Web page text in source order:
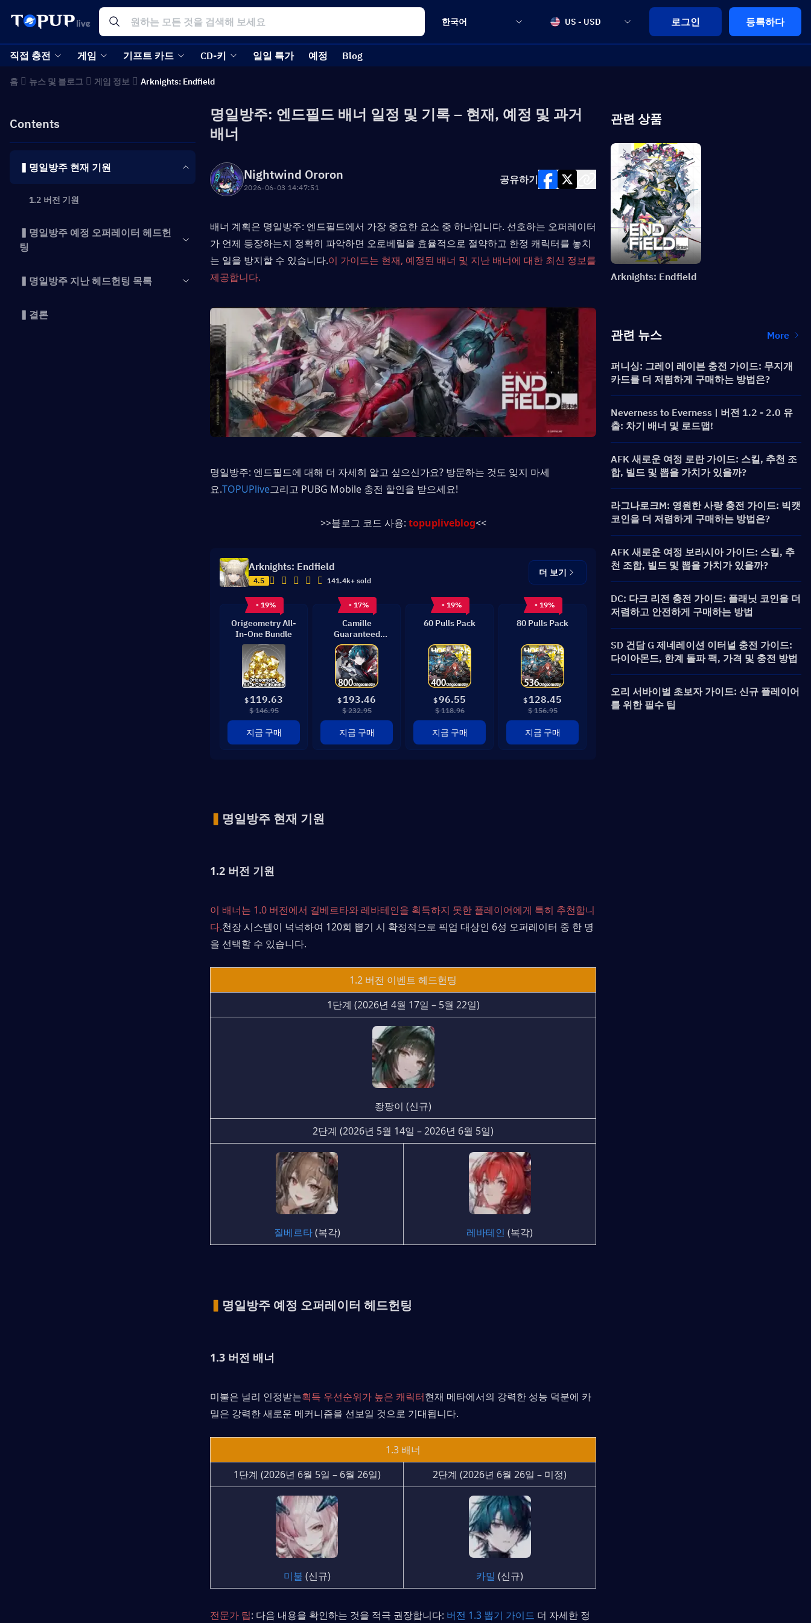
한국어 US - USD 로그인 등록하다
직접 충전 게임 기프트 카드 CD-키 일일 특가 예정 Blog
홈 뉴스 및 블로그 게임 정보 Arknights: Endfield
Contents
▍명일방주 현재 기원
1.2 버전 기원
▍명일방주 예정 오퍼레이터 헤드헌
팅
▍명일방주 지난 헤드헌팅 목록
▍결론
명일방주: 엔드필드 배너 일정 및 기록 – 현재, 예정 및 과거
배너
Nightwind Ororon
2026-06-03 14:47:51
공유하기
배너 계획은 명일방주: 엔드필드에서 가장 중요한 요소 중 하나입니다. 선호하는 오퍼레이터
가 언제 등장하는지 정확히 파악하면 오로베릴을 효율적으로 절약하고 한정 캐릭터를 놓치
는 일을 방지할 수 있습니다.이 가이드는 현재, 예정된 배너 및 지난 배너에 대한 최신 정보를
제공합니다.
명일방주: 엔드필드에 대해 더 자세히 알고 싶으신가요? 방문하는 것도 잊지 마세
요.TOPUPlive그리고 PUBG Mobile 충전 할인을 받으세요!
>>블로그 코드 사용: topupliveblog<<
Arknights: Endfield
4.5 141.4k+ sold
더 보기
- 19%
Origeometry All-
In-One Bundle
$ 119.63
$ 146.95
지금 구매
- 17%
Camille
Guaranteed
Bundle
$ 193.46
$ 232.95
지금 구매
- 19%
60 Pulls Pack
$96.55
$ 118.96
지금 구매
- 19%
80 Pulls Pack
$ 128.45
$ 156.95
지금 구매
▍ 명일방주 현재 기원
1.2 버전 기원
이 배너는 1.0 버전에서 길베르타와 레바테인을 획득하지 못한 플레이어에게 특히 추천합니
다.천장 시스템이 넉넉하여 120회 뽑기 시 확정적으로 픽업 대상인 6성 오퍼레이터 중 한 명
을 선택할 수 있습니다.
1.2 버전 이벤트 헤드헌팅
1단계 (2026년 4월 17일 – 5월 22일)
좡팡이 (신규)
2단계 (2026년 5월 14일 – 2026년 6월 5일)
질베르타 (복각) 레바테인 (복각)
▍ 명일방주 예정 오퍼레이터 헤드헌팅
1.3 버전 배너
미불은 널리 인정받는획득 우선순위가 높은 캐릭터현재 메타에서의 강력한 성능 덕분에 카
밀은 강력한 새로운 메커니즘을 선보일 것으로 기대됩니다.
1.3 배너
1단계 (2026년 6월 5일 – 6월 26일)
2단계 (2026년 6월 26일 – 미정)
미불 (신규) 카밀 (신규)
전문가 팁: 다음 내용을 확인하는 것을 적극 권장합니다: 버전 1.3 뽑기 가이드 더 자세한 정
관련 상품
Arknights: Endfield
관련 뉴스 More
퍼니싱: 그레이 레이븐 충전 가이드: 무지개
카드를 더 저렴하게 구매하는 방법은?
Neverness to Everness | 버전 1.2 - 2.0 유
출: 차기 배너 및 로드맵!
AFK 새로운 여정 로란 가이드: 스킬, 추천 조
합, 빌드 및 뽑을 가치가 있을까?
라그나로크M: 영원한 사랑 충전 가이드: 빅캣
코인을 더 저렴하게 구매하는 방법은?
AFK 새로운 여정 보라시아 가이드: 스킬, 추
천 조합, 빌드 및 뽑을 가치가 있을까?
DC: 다크 리전 충전 가이드: 플래닛 코인을 더
저렴하고 안전하게 구매하는 방법
SD 건담 G 제네레이션 이터널 충전 가이드:
다이아몬드, 한계 돌파 팩, 가격 및 충전 방법
오리 서바이벌 초보자 가이드: 신규 플레이어
를 위한 필수 팁